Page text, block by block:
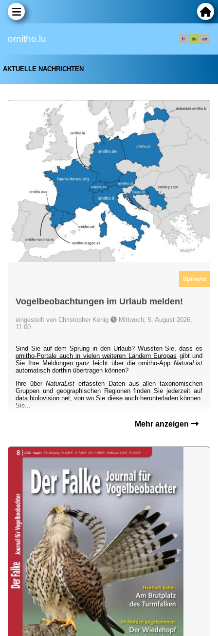
ornitho.lu fr de en
AKTUELLE NACHRICHTEN
tipnews
Vogelbeobachtungen im Urlaub melden!
eingestellt von Christopher König
Mittwoch, 5. August 2026,
11:00
Sind Sie auf dem Sprung in den Urlaub? Wussten Sie, dass es
ornitho-Portale auch in vielen weiteren Ländern Europas gibt und
Sie Ihre Meldungen ganz leicht über die ornitho-App NaturaList
automatisch dorthin übertragen können?
Ihre überNaturaList erfassten Daten aus allen taxonomischen
Gruppen und geographischen Regionen finden Sie jederzeit auf
data.biolovision.net, von wo Sie diese auch herunterladen können.
Sie...
Mehr anzeigen